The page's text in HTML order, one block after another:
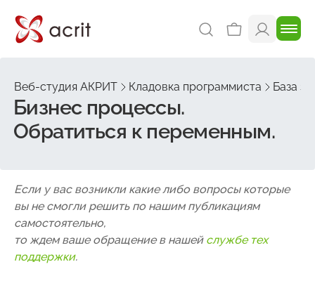
Веб-студия АКРИТ Кладовка программиста База
Бизнес процессы.
Обратиться к переменным.
Если у вас возникли какие либо вопросы которые
вы не смогли решить по нашим публикациям
самостоятельно,
то ждем ваше обращение в нашей службе тех
поддержки.